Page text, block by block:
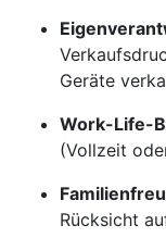
Geräte
Work-Life-
(Vollzeit
Rücksicht